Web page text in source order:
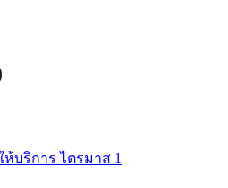
ห้บริการไตรมาส 1